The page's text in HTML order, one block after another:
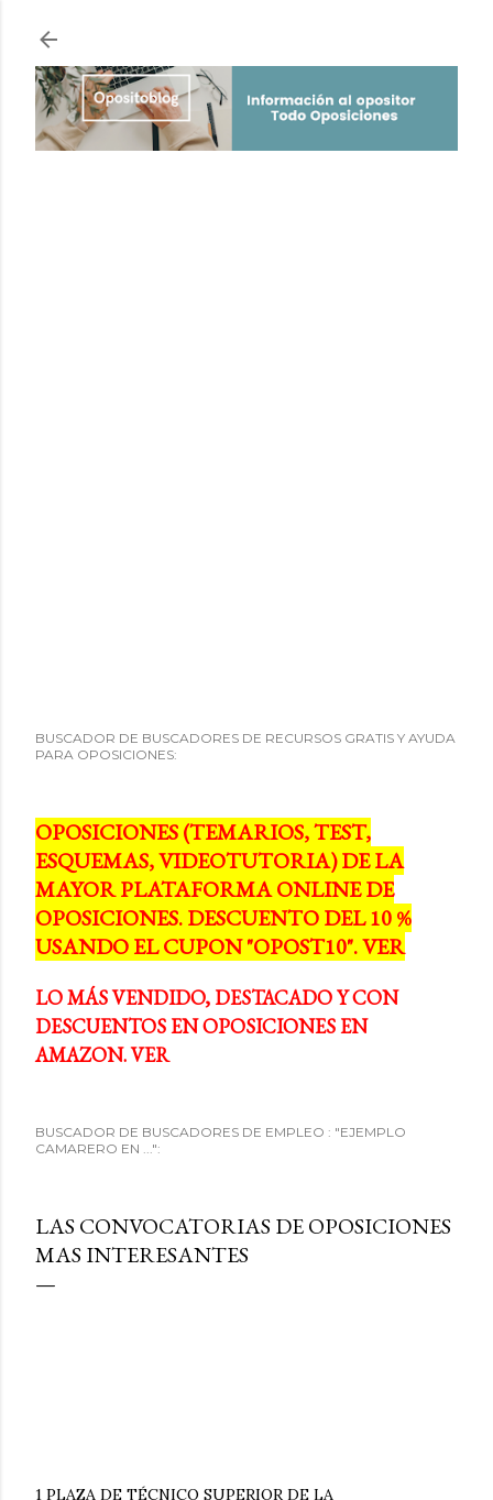
BUSCADOR DE BUSCADORES DE RECURSOS GRATIS Y AYUDA
PARA OPOSICIONES:
OPOSICIONES (TEMARIOS, TEST,
ESQUEMAS, VIDEOTUTORIA) DE LA
MAYOR PLATAFORMA ONLINE DE
OPOSICIONES. DESCUENTO DEL 10 %
USANDO EL CUPON "OPOST10". VER
LO MÁS VENDIDO, DESTACADO Y CON
DESCUENTOS EN OPOSICIONES EN
AMAZON. VER
BUSCADOR DE BUSCADORES DE EMPLEO : "EJEMPLO
CAMARERO EN ...":
LAS CONVOCATORIAS DE OPOSICIONES
MAS INTERESANTES
1 PLAZA DE TÉCNICO SUPERIOR DE LA